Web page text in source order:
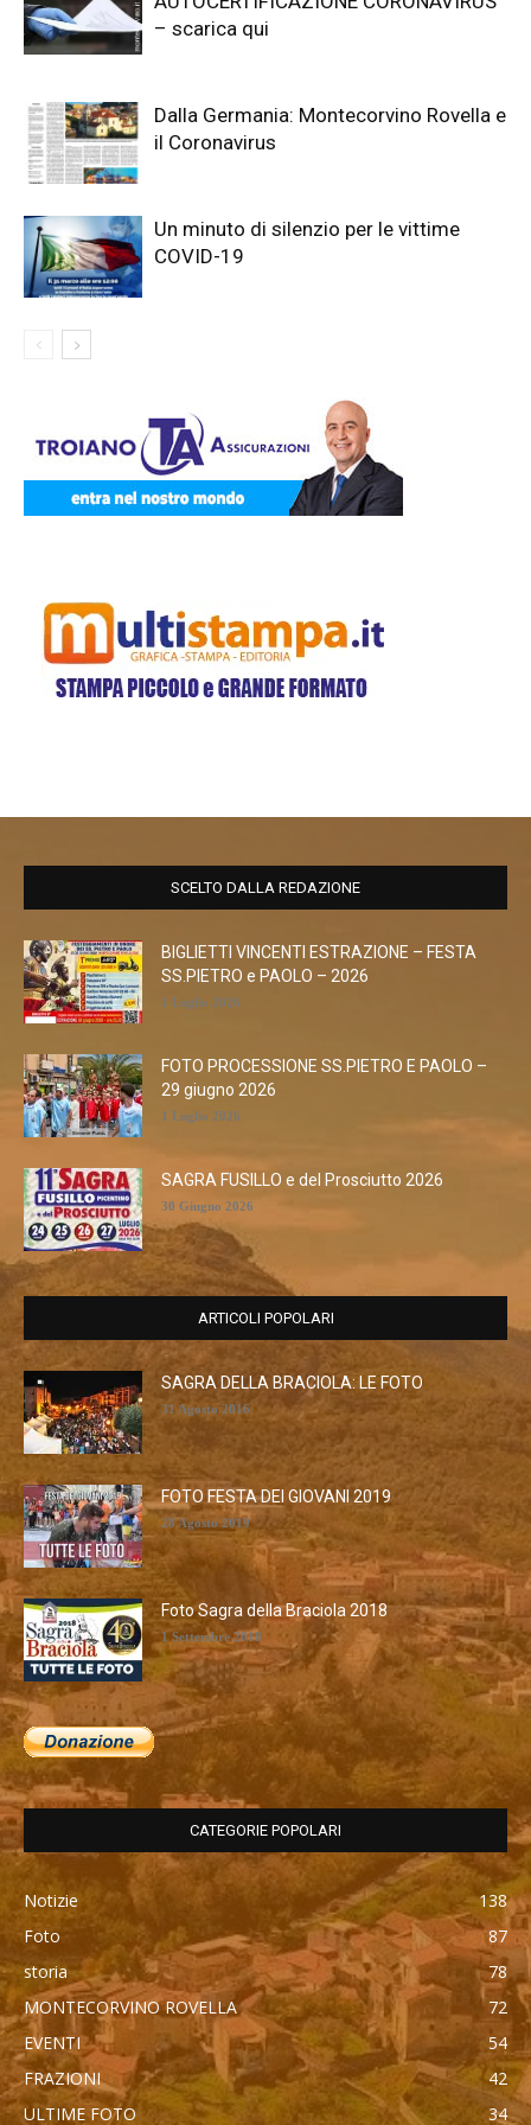
– scarica qui
Dalla Germania: Montecorvino Rovella e
il Coronavirus
Un minuto di silenzio per le vittime
COVID-19
SCELTO DALLA REDAZIONE
BIGLIETTI VINCENTI ESTRAZIONE – FESTA
SS.PIETRO e PAOLO – 2026
1 Luglio 2026
FOTO PROCESSIONE SS.PIETRO E PAOLO –
29 giugno 2026
1 Luglio 2026
SAGRA FUSILLO e del Prosciutto 2026
30 Giugno 2026
ARTICOLI POPOLARI
SAGRA DELLA BRACIOLA: LE FOTO
31 Agosto 2016
FOTO FESTA DEI GIOVANI 2019
28 Agosto 2019
Foto Sagra della Braciola 2018
1 Settembre 2018
CATEGORIE POPOLARI
Notizie
138
Foto
87
storia
78
MONTECORVINO ROVELLA
72
EVENTI
54
FRAZIONI
42
ULTIME FOTO
34